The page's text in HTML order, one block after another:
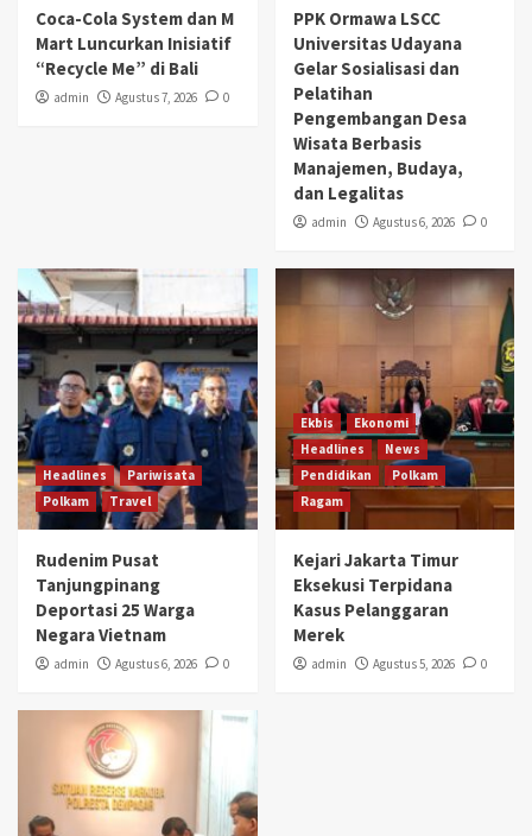
Coca-Cola System dan M
Mart Luncurkan Inisiatif
“Recycle Me” di Bali
admin Agustus 7, 2026 0
PPK Ormawa LSCC
Universitas Udayana
Gelar Sosialisasi dan
Pelatihan
Pengembangan Desa
Wisata Berbasis
Manajemen, Budaya,
dan Legalitas
admin Agustus 6, 2026 0
Headlines
Pariwisata
Polkam
Travel
Rudenim Pusat
Tanjungpinang
Deportasi 25 Warga
Negara Vietnam
admin Agustus 6, 2026 0
Ekbis
Ekonomi
Headlines
News
Pendidikan
Polkam
Ragam
Kejari Jakarta Timur
Eksekusi Terpidana
Kasus Pelanggaran
Merek
admin Agustus 5, 2026 0